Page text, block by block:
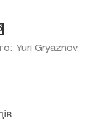
Yuri Gryaznov